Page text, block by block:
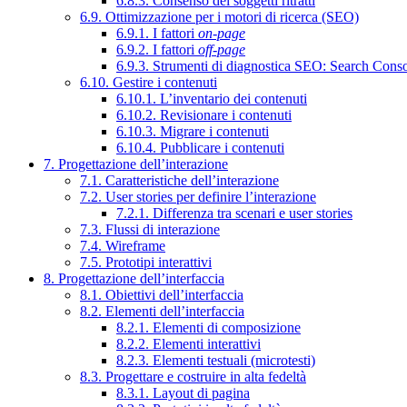
6.9. Ottimizzazione per i motori di ricerca (SEO)
6.9.1. I fattori on-page
6.9.2. I fattori off-page
6.9.3. Strumenti di diagnostica SEO: Search
6.10. Gestire i contenuti
6.10.1. L’inventario dei contenuti
6.10.2. Revisionare i contenuti
6.10.3. Migrare i contenuti
6.10.4. Pubblicare i contenuti
7. Progettazione dell’interazione
7.1. Caratteristiche dell’interazione
7.2. User stories per definire l’interazione
7.2.1. Differenza tra scenari e user stories
7.3. Flussi di interazione
7.4. Wireframe
7.5. Prototipi interattivi
8. Progettazione dell’interfaccia
8.1. Obiettivi dell’interfaccia
8.2. Elementi dell’interfaccia
8.2.1. Elementi di composizione
8.2.2. Elementi interattivi
8.2.3. Elementi testuali (microtesti)
8.3. Progettare e costruire in alta fedeltà
8.3.1. Layout di pagina